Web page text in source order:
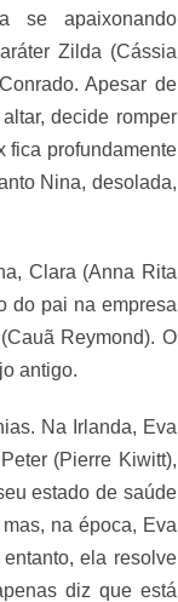
se apaixonando
Zilda (Cássia
Apesar de
decide romper
fica profundamente
Nina, desolada,
Clara (Anna Rita
do pai na empresa
Reymond). O
antigo.
Na Irlanda, Eva
(Pierre Kiwitt),
estado de saúde
na época, Eva
ela resolve
diz que está